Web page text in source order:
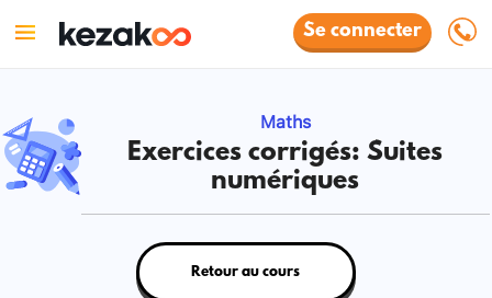
Se connecter
Maths
Exercices corrigés: Suites
numériques
Retour au cours